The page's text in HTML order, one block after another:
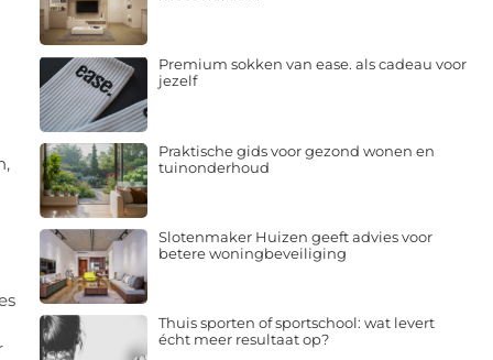
Premium sokken van ease. als cadeau voor
jezelf
Praktische gids voor gezond wonen en
tuinonderhoud
Slotenmaker Huizen geeft advies voor
betere woningbeveiliging
Thuis sporten of sportschool: wat levert
écht meer resultaat op?